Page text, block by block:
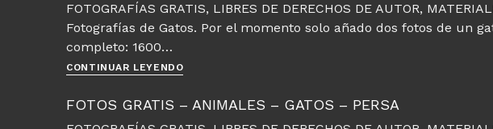
–
Perros
FOTOGRAFÍAS GRATIS, LIBRES DE DERECHOS DE AUTOR,
Fotografías de Gatos. Por el momento solo añado dos fotos de un
completo: 1600…
CONTINUAR LEYENDOFotos
FOTOS GRATIS – ANIMALES – GATOS – PERSA